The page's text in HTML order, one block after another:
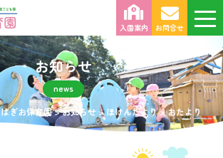
お問合せ
入園案内
お知らせ
news
はぎお保育園>お知らせ >ほけんだより>おたより